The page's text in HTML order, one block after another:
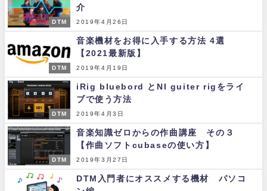
DTM
介
2019年4月26日
DTM
音楽機材をお得に入手する方法 4選
【2021最新版】
2019年4月19日
DTM
iRig bluebord とNI guiter rigをライ
ブで使う方法
2019年4月3日
DTM
音楽知識ゼロからの作曲講座 その３
【作曲ソフトcubaseの使い方】
2019年3月27日
DTM入門者にオススメする機材 パソコ